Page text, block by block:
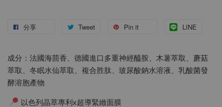
分享 Tweet Pin it LINE
成分：法國海茴香、德國進口多重神經醯胺、木薯萃取、蘑菇
萃取、冬眠水仙萃取、複合胜肽、玻尿酸鈉水溶液、乳酸菌發
酵溶胞產物
以色列晶萃專利x超導緊緻面膜